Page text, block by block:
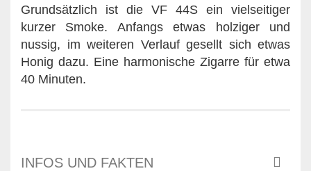
Grundsätzlich ist die VF 44S ein vielseitiger
kurzer Smoke. Anfangs etwas holziger und
nussig, im weiteren Verlauf gesellt sich etwas
Honig dazu. Eine harmonische Zigarre für etwa
40 Minuten.
INFOS UND FAKTEN